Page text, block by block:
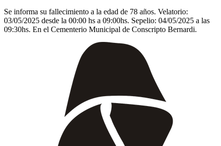
Se informa su fallecimiento a la edad de 78 años. Velatorio:
03/05/2025 desde la 00:00 hs a 09:00hs. Sepelio: 04/05/2025 a las
09:30hs. En el Cementerio Municipal de Conscripto Bernardi.